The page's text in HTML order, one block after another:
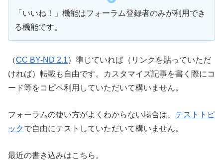
「いいね！」機能はフォーラム登録者のみが利用でき
る機能です。
（CC BY-ND 2.1）準じていれば（リンクを貼っていただ
ければ）転載も自由です。カスタマイズ記事を書く際にコ
ード等をコピペ利用していただいて構いません。
フォーラムの使い方がよくわからない場合は、 テストトピ
ックで自由にテストしていただいて構いません。
最近の書き込みはこちら。